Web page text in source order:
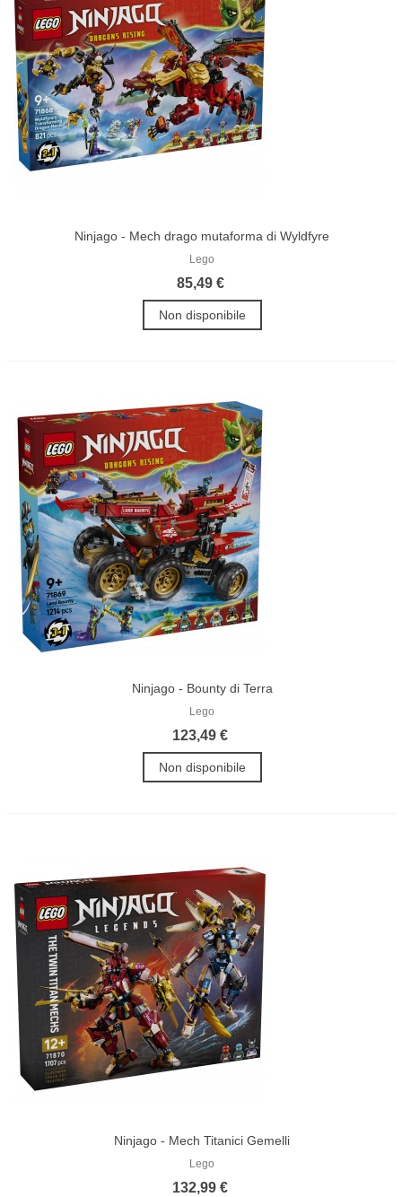
Ninjago - Mech drago mutaforma di Wyldfyre
Lego
85,49 €
Non disponibile
Ninjago - Bounty di Terra
Lego
123,49 €
Non disponibile
Ninjago - Mech Titanici Gemelli
Lego
132,99 €